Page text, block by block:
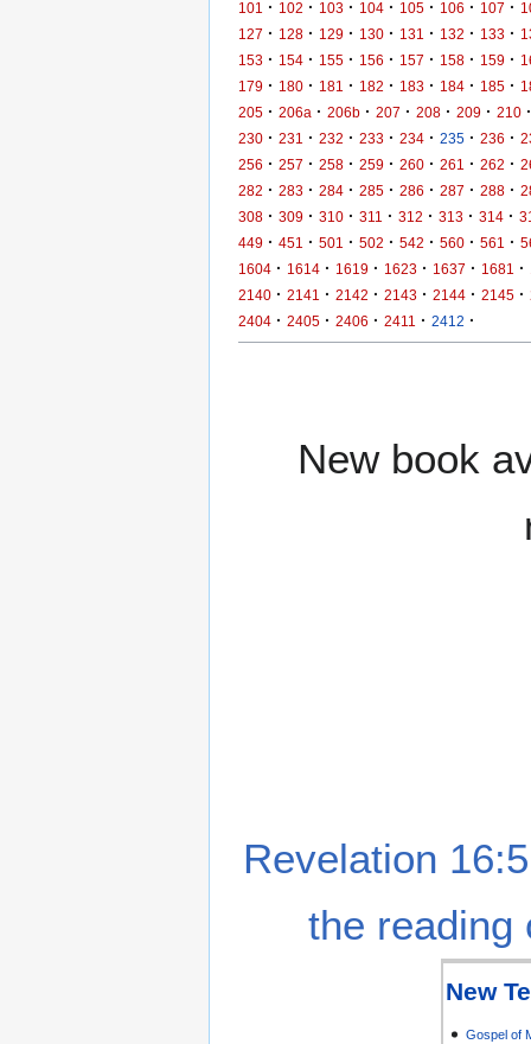
101 · 102 · 103 · 104 · 105 · 106 · 107 ·
127 · 128 · 129 · 130 · 131 · 132 · 133 ·
153 · 154 · 155 · 156 · 157 · 158 · 159 ·
179 · 180 · 181 · 182 · 183 · 184 · 185 ·
205 · 206a · 206b · 207 · 208 · 209 · 210 ·
230 · 231 · 232 · 233 · 234 · 235 · 236 ·
256 · 257 · 258 · 259 · 260 · 261 · 262 ·
282 · 283 · 284 · 285 · 286 · 287 · 288 ·
308 · 309 · 310 · 311 · 312 · 313 · 314 ·
449 · 451 · 501 · 502 · 542 · 560 · 561 ·
1604 · 1614 · 1619 · 1623 · 1637 · 1681 ·
2140 · 2141 · 2142 · 2143 · 2144 · 2145 ·
2404 · 2405 · 2406 · 2411 · 2412 ·
New book
Revelation
the reading
New
Gospel of